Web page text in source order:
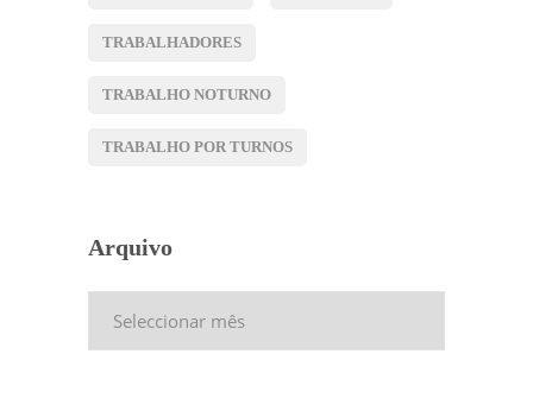
TRABALHADORES
TRABALHO NOTURNO
TRABALHO POR TURNOS
Arquivo